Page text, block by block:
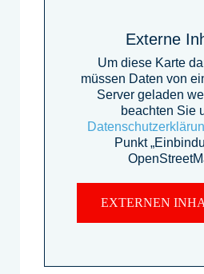
Externe
Um diese Karte
müssen Daten von
Server geladen
beachten Sie
Punkt
EXTERNEN